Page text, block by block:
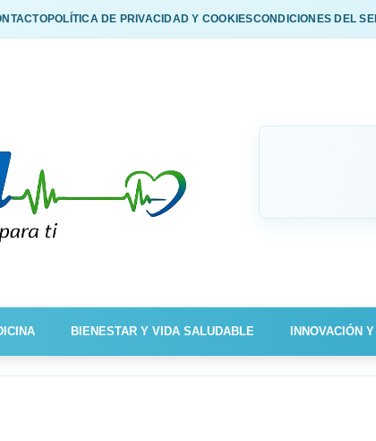
POLÍTICA DE PRIVACIDAD Y COOKIESCONDICIONES DEL
BIENESTAR Y VIDA SALUDABLE INNOVACIÓN